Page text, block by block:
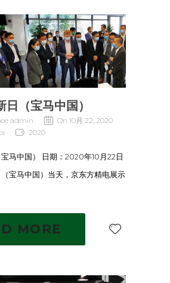
日（宝马中国）
admin
On 10月 22, 2020
2020
马中国） 日期：2020年10月22日
宝马中国）当天，京东方精电展示
MORE